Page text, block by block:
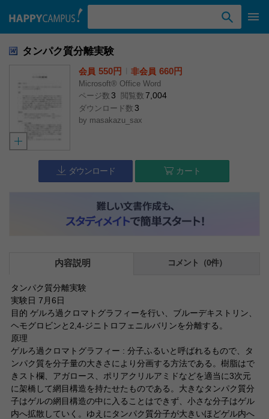
タンパク質分離実験
会員 550円 非会員 660円
Microsoft® Office Word
ページ数 3 閲覧数 7,004
ダウンロード数 3
by masakazu_sax
ダウンロード カート
内容説明 コメント（0件）
タンパク質分離実験
実験日 7月6日
目的 ゲルろ過クロマトグラフィーを行い、ブルーデキストリン、
ヘモグロビンと2,4-ジニトロフェニルバリンを分離する。
原理
ゲルろ過クロマトグラフィー : 分子ふるいと呼ばれるもので、タ
ンパク質を分子量の大きさにより分画する方法である。樹脂はで
きスト欄、アガロース、ポリアクリルアミドなどを適当に3次元
に架橋して網目構造を持たせたものである。大きなタンパク質分
子はゲルの網目構造の中に入ることはできず、小さな分子はゲル
内へ拡散していく。ゆえにタンパク質分子が大きいほどゲル内へ